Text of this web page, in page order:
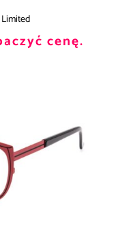
cenę.